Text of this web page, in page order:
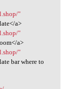
"
a>
"
a>
"
bar where to